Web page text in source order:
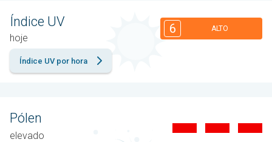
Índice UV
hoje
6 ALTO
Índice UV por hora
Pólen
elevado